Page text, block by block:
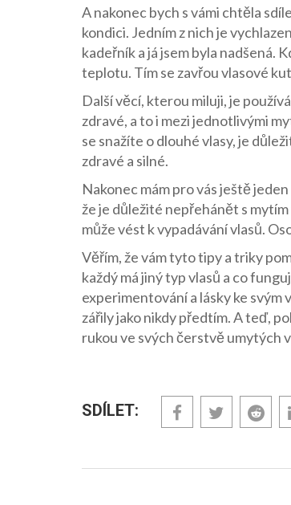
A nakonec bych s vámi chtěla
kondici. Jedním z nich je
kadeřník a já jsem byla nadšená.
teplotu. Tím se zavřou vlasové
Další věcí, kterou miluji, je
zdravé, a to i mezi jednotlivými
se snažíte o dlouhé vlasy, je
zdravé a silné.
Nakonec mám pro vás ještě
že je důležité nepřehánět s
může vést k vypadávání vlasů.
Věřím, že vám tyto tipy a triky
každý má jiný typ vlasů a co
experimentování a lásky ke svým
zářily jako nikdy předtím. A teď,
rukou ve svých čerstvě umytých
SDÍLET: